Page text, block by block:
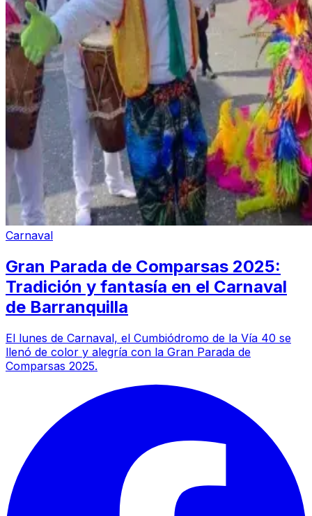
Carnaval
Gran Parada de Comparsas 2025:
Tradición y fantasía en el Carnaval
de Barranquilla
El lunes de Carnaval, el Cumbiódromo de la Vía 40 se
llenó de color y alegría con la Gran Parada de
Comparsas 2025.